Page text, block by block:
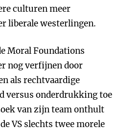
culturen meer
liberale westerlingen.
Moral Foundations
nog verfijnen door
als rechtvaardige
versus onderdrukking toe
van zijn team onthult
VS slechts twee morele